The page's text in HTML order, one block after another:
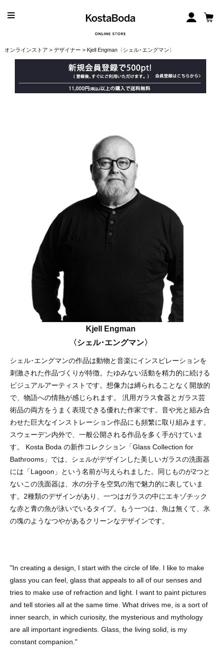
オンラインストア > デザイナー > Kjell Engman〈シェル･エングマン〉
Kjell Engman
〈シェル･エングマン〉
シェル･エングマンの作品は動物と音楽にインスピレーションを
刺激された作品づくりが特徴。たゆみない活動を精力的に続ける
ビジュアルアーティストです。想像力は縛られることなく開放的
で、物語への情熱が感じられます。 汎用ガラス食器とガラス芸
術品の両方をうまく表現できる優れた作家です。音や光と組み合
わせた巨大なインストレーション作品にも頻繁に取り組みます。
スウェーデン内外で、一般公開される作品を多く手がけていま
す。 Kosta Boda の新作コレクション「Glass Collection for
Bathrooms」では、シェルがデザインした美しいガラスの洗面器
には「Lagoon」という名前が与えられました。同じものが2つと
ないこの洗面器は、水の分子を空気の泡で魅力的に表していま
す。2種類のデザインがあり、一つはガラスの中にエキゾチック
な赤と青の魚が泳いでいるタイプ。もう一つは、魚は無くて、氷
の塊のようなつやがあるクリーンなデザインです。
"In creating a design, I start with the circle of life. I like to make
glass you can feel, glass that appeals to all of our senses and
tries to make use of refraction and light. I want to paint pictures
and tell stories all at the same time. What drives me, is a sort of
inner search, in which curiosity, the mysterious and mythology
are all important ingredients. Glass, the living solid, is my
constant companion."